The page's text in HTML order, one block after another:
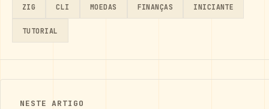
ZIG CLI MOEDAS FINANÇAS INICIANTE
TUTORIAL
NESTE ARTIGO